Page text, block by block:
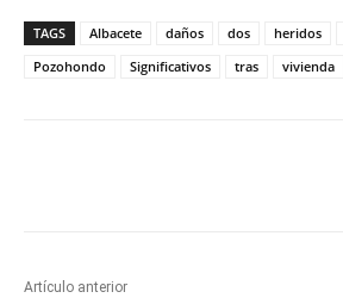
TAGS Albacete daños dos heridos
Pozohondo
Significativos tras vivienda
Artículo anterior